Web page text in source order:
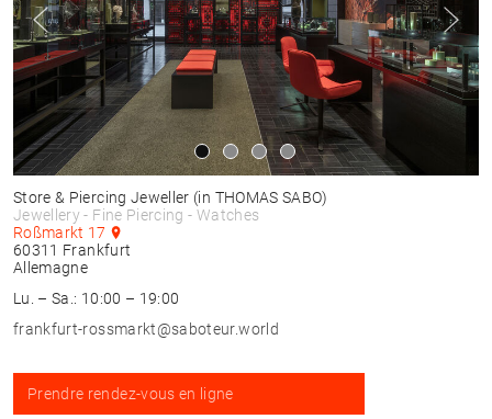
Store & Piercing Jeweller (in THOMAS SABO)
Jewellery - Fine Piercing - Watches
Roßmarkt 17
60311 Frankfurt
Allemagne
Lu. – Sa.: 10:00 – 19:00
frankfurt-rossmarkt@saboteur.world
Prendre rendez-vous en ligne